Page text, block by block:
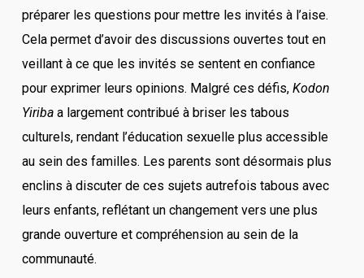
préparer les questions pour mettre les invités à l’aise.
Cela permet d’avoir des discussions ouvertes tout en
veillant à ce que les invités se sentent en confiance
pour exprimer leurs opinions. Malgré ces défis, Kodon
Yiribaa largement contribué à briser les tabous
culturels, rendant l’éducation sexuelle plus accessible
au sein des familles. Les parents sont désormais plus
enclins à discuter de ces sujets autrefois tabous avec
leurs enfants, reflétant un changement vers une plus
grande ouverture et compréhension au sein de la
communauté.